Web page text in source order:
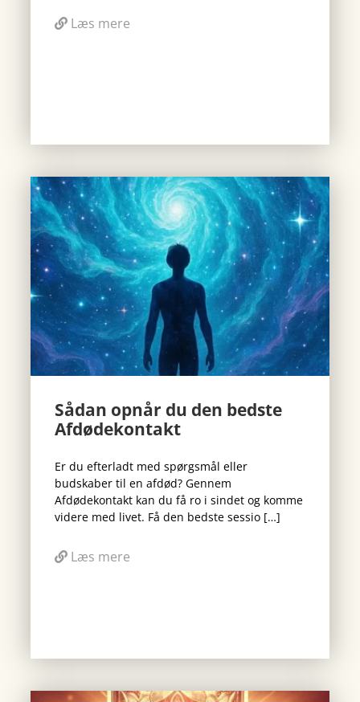
Læs mere
Sådan opnår du den bedste
Afdødekontakt
Er du efterladt med spørgsmål eller
budskaber til en afdød? Gennem
Afdødekontakt kan du få ro i sindet og komme
videre med livet. Få den bedste sessio […]
Læs mere